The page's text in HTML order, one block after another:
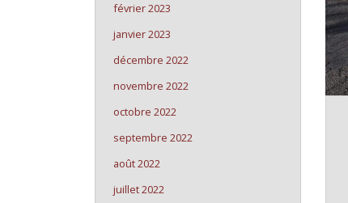
février 2023
janvier 2023
décembre 2022
novembre 2022
octobre 2022
septembre 2022
août 2022
juillet 2022